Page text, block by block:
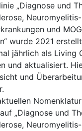
„Diagnose und
und
wurde 2021
jährlich als Living
und aktualisiert.
und
„Diagnose und